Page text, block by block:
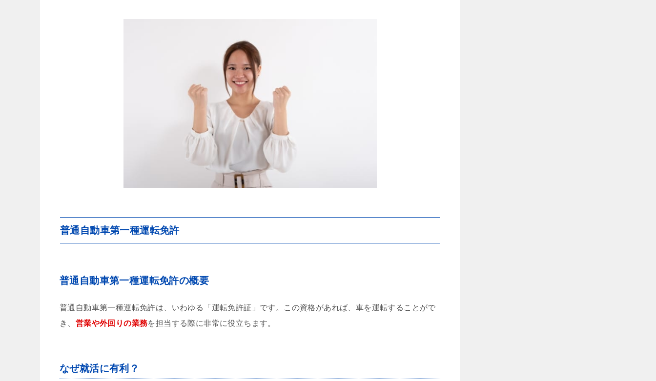
普通自動車第一種運転免許
普通自動車第一種運転免許の概要
普通自動車第一種運転免許は、いわゆる「運転免許証」です。この資格があれば、車を運転することがで
き、 営業や外回りの業務を担当する際に非常に役立ちます。
なぜ就活に有利？